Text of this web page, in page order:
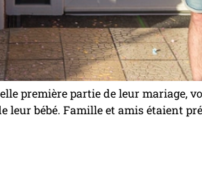
première partie de leur mariage,
leur bébé. Famille et amis étaient